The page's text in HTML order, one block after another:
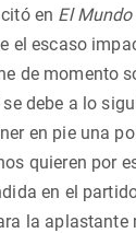
en El Mundo
el escaso
de momento
debe a lo
en pie una
quieren por
en el
la aplastante